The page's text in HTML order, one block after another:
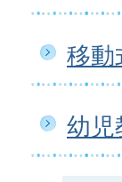
移
幼児